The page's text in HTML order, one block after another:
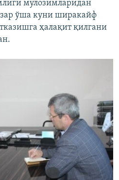
мулозимларидан
ўша куни ширакайф
ҳалақит қилгани